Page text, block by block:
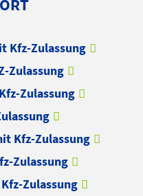
Kfz-Zulassung
Zulassung
Zulassung
Kfz-Zulassung
Zulassung
Zulassung